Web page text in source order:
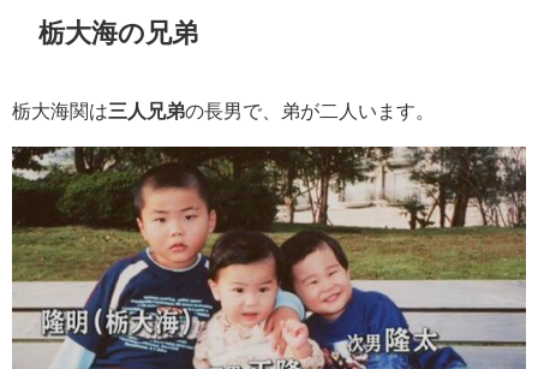
栃大海の兄弟
栃大海関は三人兄弟の長男で、弟が二人います。